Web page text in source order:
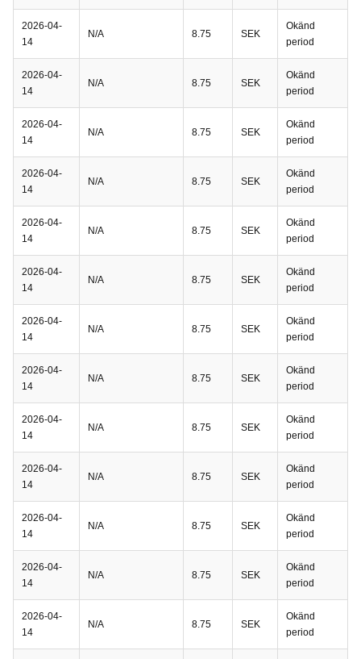
2026-04-
14
N/A 8.75 SEK
Okänd
period
2026-04-
14
N/A 8.75 SEK
Okänd
period
2026-04-
14
N/A 8.75 SEK
Okänd
period
2026-04-
14
N/A 8.75 SEK
Okänd
period
2026-04-
14
N/A 8.75 SEK
Okänd
period
2026-04-
14
N/A 8.75 SEK
Okänd
period
2026-04-
14
N/A 8.75 SEK
Okänd
period
2026-04-
14
N/A 8.75 SEK
Okänd
period
2026-04-
14
N/A 8.75 SEK
Okänd
period
2026-04-
14
N/A 8.75 SEK
Okänd
period
2026-04-
14
N/A 8.75 SEK
Okänd
period
2026-04-
14
N/A 8.75 SEK
Okänd
period
2026-04-
14
N/A 8.75 SEK
Okänd
period